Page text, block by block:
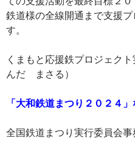
鉄道様の全線開通まで支援
す。
くまもと応援鉄プロジェ
んだ まさる）
「大和鉄道まつり２０２４
全国鉄道まつり実行委員会